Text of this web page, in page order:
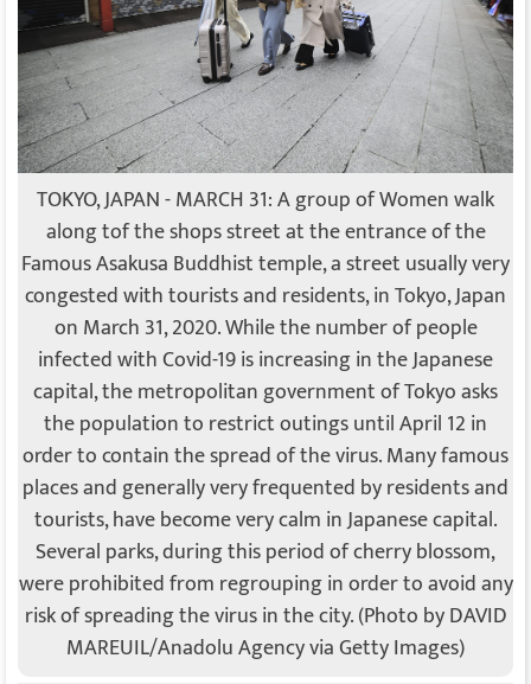
TOKYO, JAPAN - MARCH 31: A group of Women walk
along tof the shops street at the entrance of the
Famous Asakusa Buddhist temple, a street usually very
congested with tourists and residents, in Tokyo, Japan
on March 31, 2020. While the number of people
infected with Covid-19 is increasing in the Japanese
capital, the metropolitan government of Tokyo asks
the population to restrict outings until April 12 in
order to contain the spread of the virus. Many famous
places and generally very frequented by residents and
tourists, have become very calm in Japanese capital.
Several parks, during this period of cherry blossom,
were prohibited from regrouping in order to avoid any
risk of spreading the virus in the city. (Photo by DAVID
MAREUIL/Anadolu Agency via Getty Images)